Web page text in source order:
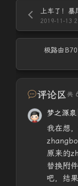
上车了！暴
2019-11-13
极路由
评论区共
梦之源泉
我在想
原来的
替换附
吧，结